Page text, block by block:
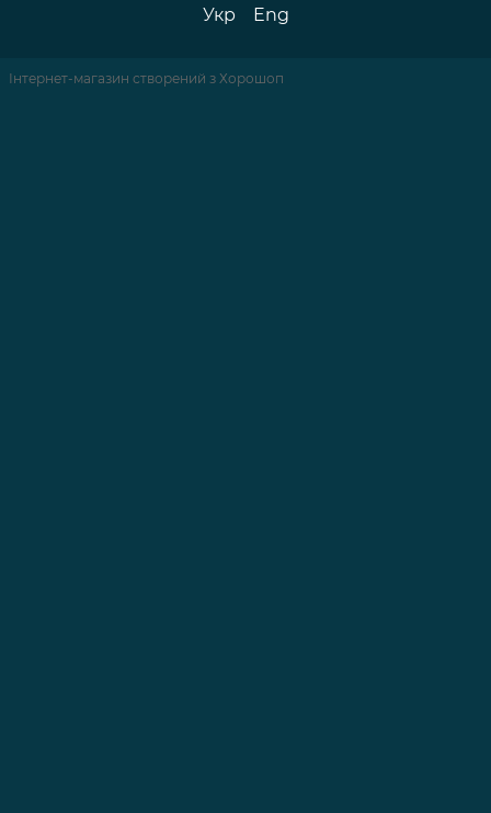
Укр Eng
Інтернет-магазин створений з Хорошоп